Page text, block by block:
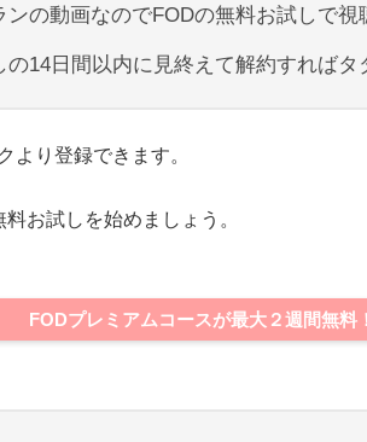
ンの動画なのでFODの無料お試しで視
の14日間以内に見終えて解約すればタ
より登録できます。
お試しを始めましょう。
FODプレミアムコースが最大２週間無料